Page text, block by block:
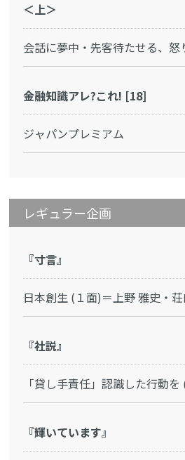
＜上＞
会話に夢中・先客待たせる、怒
金融知識アレ?これ! [18]
ジャパンプレミアム
レギュラー企画
『寸言』
日本創生 (１面)＝上野 雅史・
『社説』
「貸し手責任」認識した行動を
『輝いています』